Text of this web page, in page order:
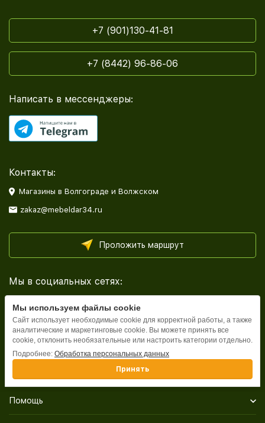
+7 (901)130-41-81
+7 (8442) 96-86-06
Написать в мессенджеры:
Контакты:
Магазины в Волгограде и Волжском
zakaz@mebeldar34.ru
Проложить маршрут
Мы в социальных сетях:
Каталог
Помощь
Мы используем файлы cookie
Сайт использует необходимые cookie для корректной работы, а также
аналитические и маркетинговые cookie. Вы можете принять все
cookie, отклонить необязательные или настроить категории отдельно.
Подробнее: Обработка персональных данных
Принять